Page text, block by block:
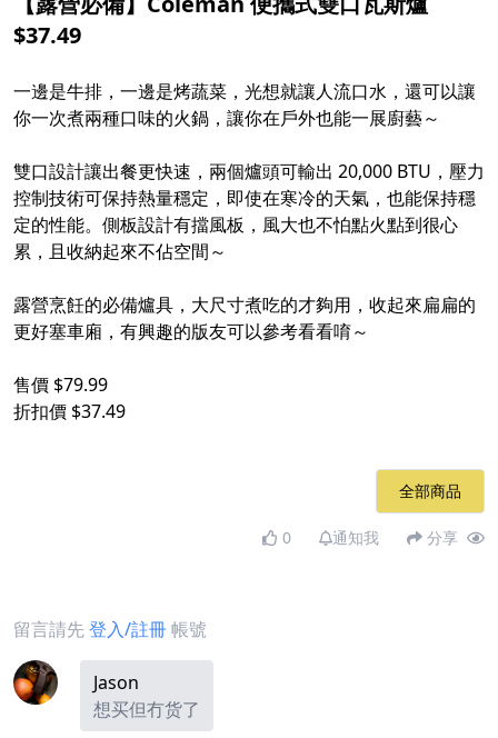
$37.49
一邊是牛排，一邊是烤蔬菜，光想就讓人流口水，還可以讓
你一次煮兩種口味的火鍋，讓你在戶外也能一展廚藝～
雙口設計讓出餐更快速，兩個爐頭可輸出 20,000 BTU，壓力
控制技術可保持熱量穩定，即使在寒冷的天氣，也能保持穩
定的性能。側板設計有擋風板，風大也不怕點火點到很心
累，且收納起來不佔空間～
露營烹飪的必備爐具，大尺寸煮吃的才夠用，收起來扁扁的
更好塞車廂，有興趣的版友可以參考看看唷～
售價 $79.99
折扣價 $37.49
全部商品
0 通知我 分享
留言請先登入/註冊帳號
Jason
想买但冇货了